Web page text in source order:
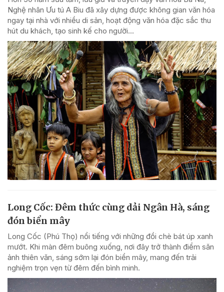
Nghệ nhân Ưu tú A Biu đã xây dựng được không gian văn hóa
ngay tại nhà với nhiều di sản, hoạt động văn hóa đặc sắc thu
hút du khách, tạo sinh kế cho người...
Long Cốc: Đêm thức cùng dải Ngân Hà, sáng
đón biển mây
Long Cốc (Phú Thọ) nổi tiếng với những đồi chè bát úp xanh
mướt. Khi màn đêm buông xuống, nơi đây trở thành điểm săn
ảnh thiên văn, sáng sớm lại đón biển mây, mang đến trải
nghiệm trọn vẹn từ đêm đến bình minh.